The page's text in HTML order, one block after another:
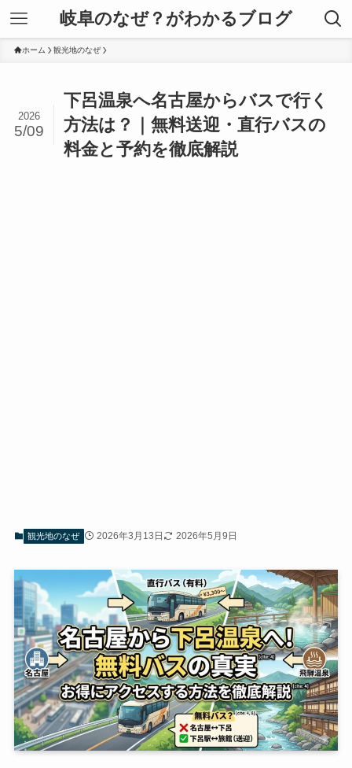
岐阜のなぜ？がわかるブログ
ホーム 観光地のなぜ
下呂温泉へ名古屋からバスで行く
方法は？｜無料送迎・直行バスの
料金と予約を徹底解説
2026
5/09
観光地のなぜ 2026年3月13日 2026年5月9日